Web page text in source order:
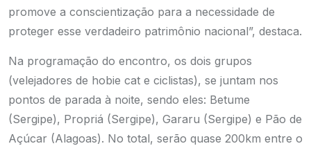
promove a conscientização para a necessidade de
proteger esse verdadeiro patrimônio nacional”, destaca.
Na programação do encontro, os dois grupos
(velejadores de hobie cat e ciclistas), se juntam nos
pontos de parada à noite, sendo eles: Betume
(Sergipe), Propriá (Sergipe), Gararu (Sergipe) e Pão de
Açúcar (Alagoas). No total, serão quase 200km entre o